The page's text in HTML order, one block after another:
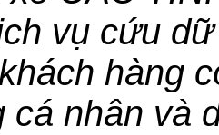
vụ cứu
hàng
cá nhân và